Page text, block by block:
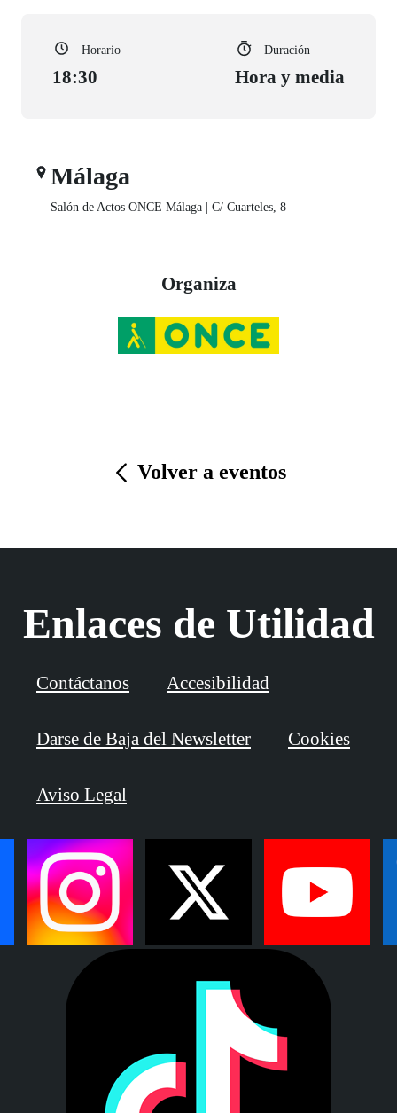
Horario
18:30
Duración
Hora y media
Málaga
Salón de Actos ONCE Málaga | C/ Cuarteles, 8
Organiza
Volver a eventos
Enlaces de Utilidad
Contáctanos Accesibilidad
Darse de Baja del Newsletter Cookies
Aviso Legal